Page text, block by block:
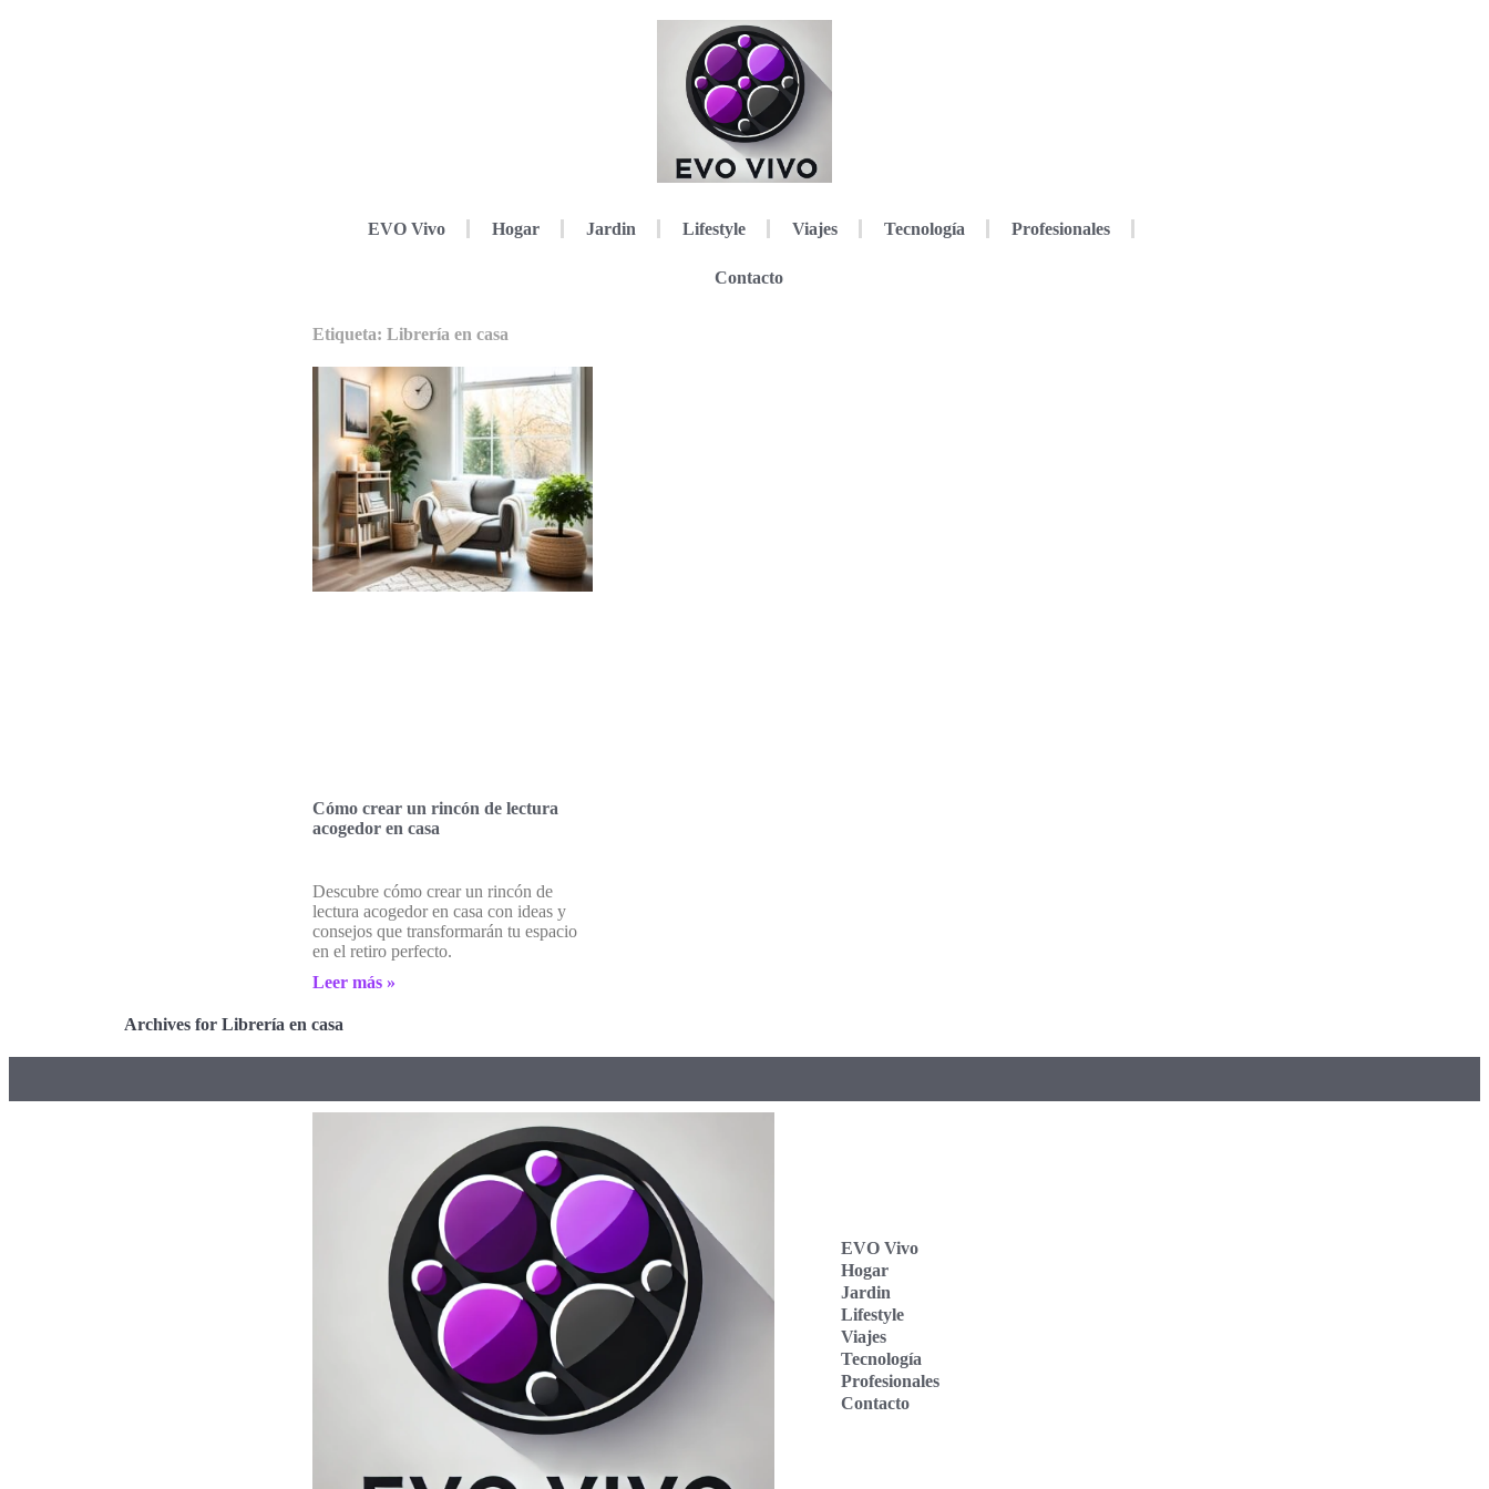
EVO Vivo Hogar Jardin Lifestyle Viajes Tecnología Profesionales
Contacto
Etiqueta: Librería en casa
Cómo crear un rincón de lectura
acogedor en casa
Descubre cómo crear un rincón de
lectura acogedor en casa con ideas y
consejos que transformarán tu espacio
en el retiro perfecto.
Leer más »
Archives for Librería en casa
EVO Vivo
Hogar
Jardin
Lifestyle
Viajes
Tecnología
Profesionales
Contacto